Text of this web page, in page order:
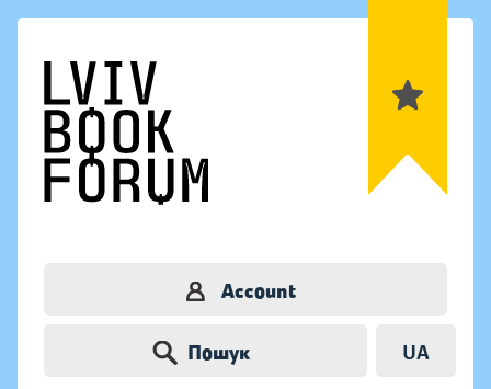
Account
Пошук UA